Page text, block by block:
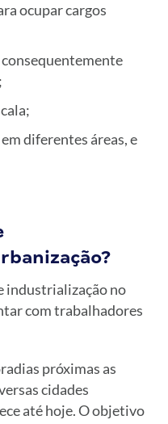
ocupar cargos
consequentemente
diferentes áreas, e
industrialização no
com trabalhadores
próximas as
cidades
até hoje. O objetivo